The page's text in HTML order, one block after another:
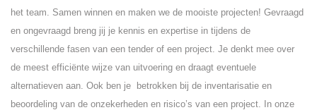
het team. Samen winnen en maken we de mooiste projecten! Gevraagd
en ongevraagd breng jij je kennis en expertise in tijdens de
verschillende fasen van een tender of een project. Je denkt mee over
de meest efficiënte wijze van uitvoering en draagt eventuele
alternatieven aan. Ook ben je betrokken bij de inventarisatie en
beoordeling van de onzekerheden en risico’s van een project. In onze